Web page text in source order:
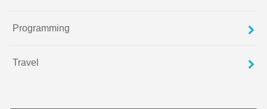
Programming
Travel